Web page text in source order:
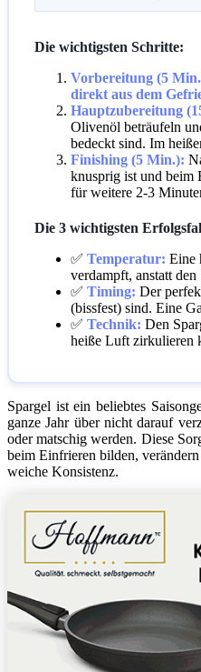
Die wichtigsten Schritte:
Vorbereitung (5
direkt aus dem
Hauptzubereitung
Olivenöl beträufeln
bedeckt sind. Im
Finishing (5 Min.):
knusprig ist und beim
für weitere 2-3
Die 3 wichtigsten
✅ Temperatur: Eine
verdampft, anstatt
✅ Timing: Der
(bissfest) sind. Eine
✅ Technik: Den
heiße Luft zirkulieren
Spargel ist ein beliebtes
ganze Jahr über nicht darauf
oder matschig werden. Diese
beim Einfrieren bilden,
weiche Konsistenz.